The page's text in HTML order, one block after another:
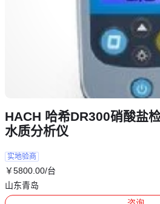
HACH 哈希DR300硝酸盐
水质分析仪
实地验商
￥5800 .00/台
山东青岛